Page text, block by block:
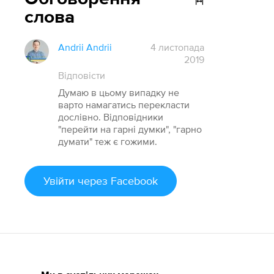
слова
Andrii Andrii
4 листопада
2019
Відповісти
Думаю в цьому випадку не
варто намагатись перекласти
дослівно. Відповідники
"перейти на гарні думки", "гарно
думати" теж є гожими.
Увійти через Facebook